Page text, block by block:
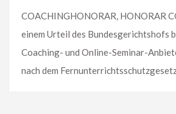
COACHINGHONORAR, HONORAR
einem Urteil des Bundesgerichtshofs
Coaching- und Online-Seminar-
nach dem